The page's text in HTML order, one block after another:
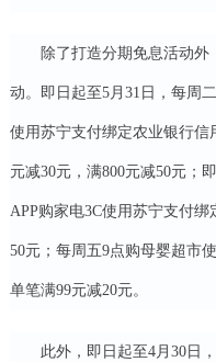
除了打造分期免息活动
动。即日起至5月31日，每周
使用苏宁支付绑定农业银行信
元减30元，满800元减50元；
APP购家电3C使用苏宁支付
50元；每周五9点购母婴超市
单笔满99元减20元。
此外，即日起至4月30日